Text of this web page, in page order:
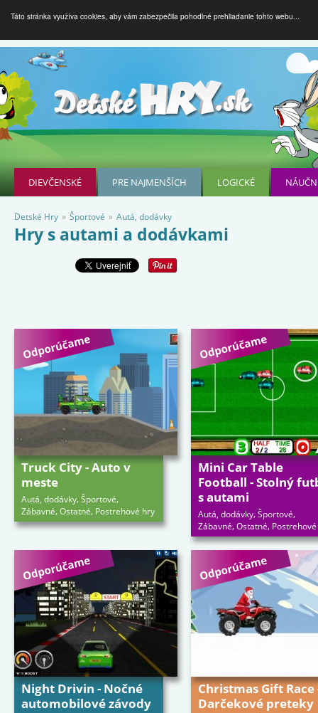
Táto stránka využíva cookies, aby vám zabezpečila pohodlné prehliadanie tohto webu...
DIEVČENSKÉ PRE NAJMENŠÍCH LOGICKÉ
Detské Hry » Športové » Autá, dodávky
Hry s autami a dodávkami
Truck City - Auto v
meste
Autá, dodávky,Športové,
Zábavné,Ostatné, Postrehové hry
Mini Car Table
Football - Stolný
s autami
Autá, dodávky,Športové,
Zábavné,Ostatné,
Night Drivin - Nočné
automobilové závody
Christmas Gift Race
Darčekové preteky